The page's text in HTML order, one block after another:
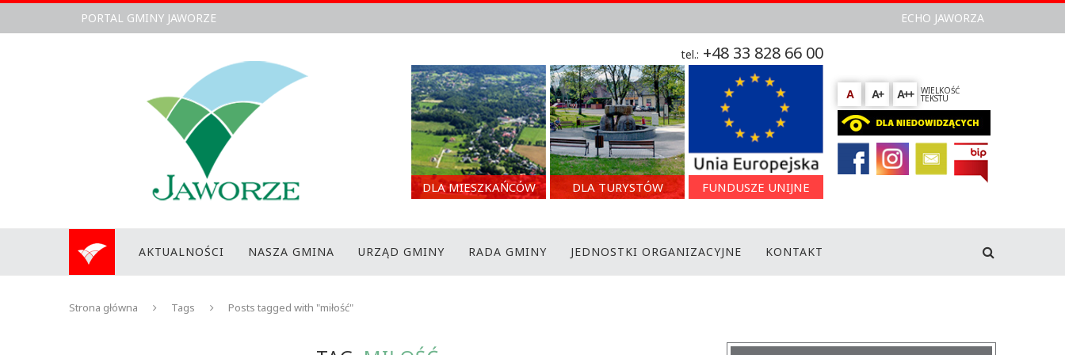
PORTAL GMINY JAWORZE ECHO JAWORZA
tel.: +48 33 828 66 00
DLA MIESZKAŃCÓW DLA TURYSTÓW FUNDUSZE UNIJNE
A A+ A++ WIELKOŚĆ
TEKSTU
AKTUALNOŚCI NASZA GMINA URZĄD GMINY RADA GMINY JEDNOSTKI ORGANIZACYJNE KONTAKT
Strona główna Tags Posts tagged with "miłość"